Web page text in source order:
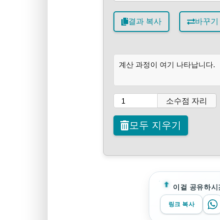
결과 복사 바꾸기
계산 과정이 여기 나타납니다.
소수점 자리
모두 지우기
이걸 공유하
링크 복사